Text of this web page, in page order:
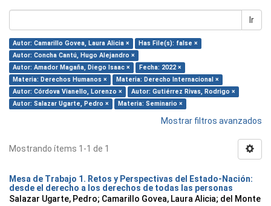
Ir
Autor: Camarillo Govea, Laura Alicia ×
Has File(s): false ×
Autor: Concha Cantú, Hugo Alejandro ×
Autor: Amador Magaña, Diego Isaac ×
Fecha: 2022 ×
Materia: Derechos Humanos ×
Materia: Derecho Internacional ×
Autor: Córdova Vianello, Lorenzo ×
Autor: Gutiérrez Rivas, Rodrigo ×
Autor: Salazar Ugarte, Pedro ×
Materia: Seminario ×
Mostrar filtros avanzados
Mostrando ítems 1-1 de 1
Mesa de Trabajo 1. Retos y Perspectivas del Estado-Nación:
desde el derecho a los derechos de todas las personas
Salazar Ugarte, Pedro; Camarillo Govea, Laura Alicia; del Monte